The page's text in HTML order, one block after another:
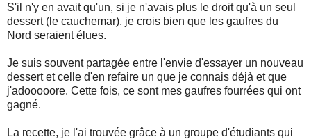
S'il n'y en avait qu'un, si je n'avais plus le droit qu'à un seul
dessert (le cauchemar), je crois bien que les gaufres du
Nord seraient élues.
Je suis souvent partagée entre l'envie d'essayer un nouveau
dessert et celle d'en refaire un que je connais déjà et que
j'adooooore. Cette fois, ce sont mes gaufres fourrées qui ont
gagné.
La recette, je l'ai trouvée grâce à un groupe d'étudiants qui